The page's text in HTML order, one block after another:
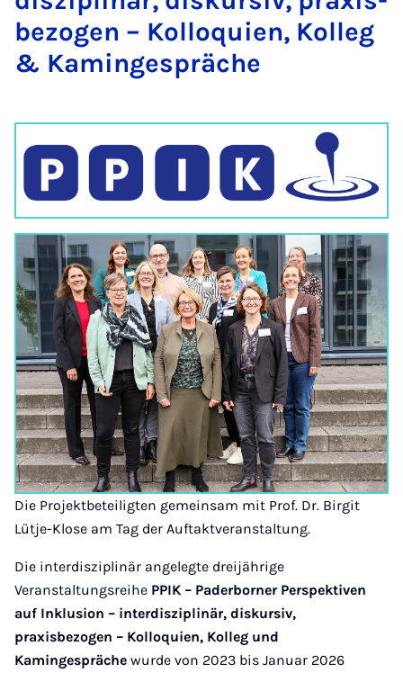
be­zo­gen – Kol­lo­qui­en, Kol­leg
& Ka­min­ge­sprä­che
Die Projektbeteiligten gemeinsam mit Prof. Dr. Birgit
Lütje-Klose am Tag der Auftaktveranstaltung.
Die interdisziplinär angelegte dreijährige
Veranstaltungsreihe PPIK – Paderborner Perspektiven
auf Inklusion – interdisziplinär, diskursiv,
praxisbezogen – Kolloquien, Kolleg und
Kamingespräche wurde von 2023 bis Januar 2026